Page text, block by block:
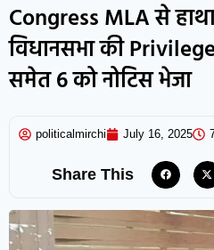
Congress MLA से
विधानसभा की
समेत 6 को नोटिस भेजा
politicalmirchi July 16, 2025
Share This